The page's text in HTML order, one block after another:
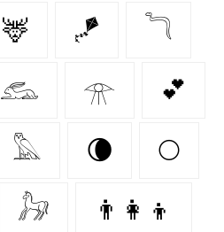
🦌 🪁 𓆓
𓃹 𓁿 💕
𓅓 🌘 🌕
𓃗 👨‍👩‍👦